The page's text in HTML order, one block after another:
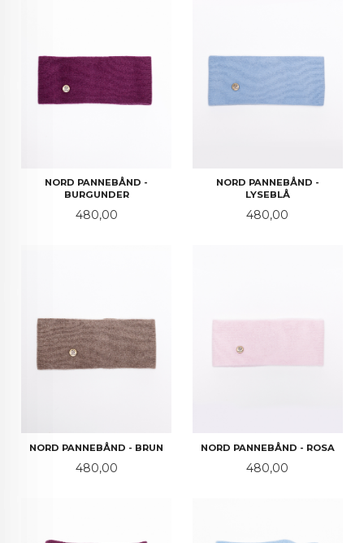
NORD PANNEBÅND -
BURGUNDER
Pris
480,00
NORD PANNEBÅND -
LYSEBLÅ
Pris
480,00
NORD PANNEBÅND - BRUN
Pris
480,00
NORD PANNEBÅND - ROSA
Pris
480,00